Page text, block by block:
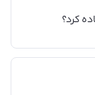
کرد؟